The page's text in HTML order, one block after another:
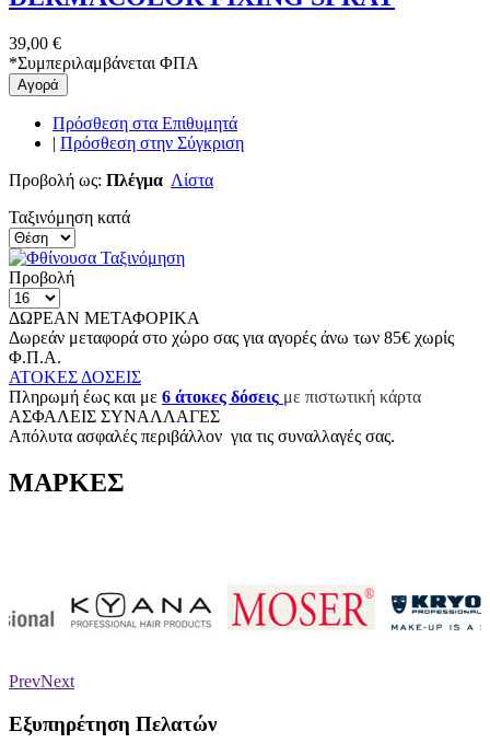
39,00 €
*Συμπεριλαμβάνεται ΦΠΑ
Αγορά
Πρόσθεση στα Επιθυμητά
| Πρόσθεση στην Σύγκριση
Προβολή ως: Πλέγμα Λίστα
Ταξινόμηση κατά
Προβολή
ΔΩΡΕΑΝ ΜΕΤΑΦΟΡΙΚΑ
Δωρεάν μεταφορά στο χώρο σας για αγορές άνω των 85€ χωρίς
Φ.Π.Α.
ΑΤΟΚΕΣ ΔΟΣΕΙΣ
Πληρωμή έως και με 6 άτοκες δόσεις με πιστωτική κάρτα
ΑΣΦΑΛΕΙΣ ΣΥΝΑΛΛΑΓΕΣ
Aπόλυτα ασφαλές περιβάλλον για τις συναλλαγές σας.
ΜΑΡΚΕΣ
PrevNext
Εξυπηρέτηση Πελατών